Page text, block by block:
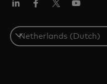
Select
a
country